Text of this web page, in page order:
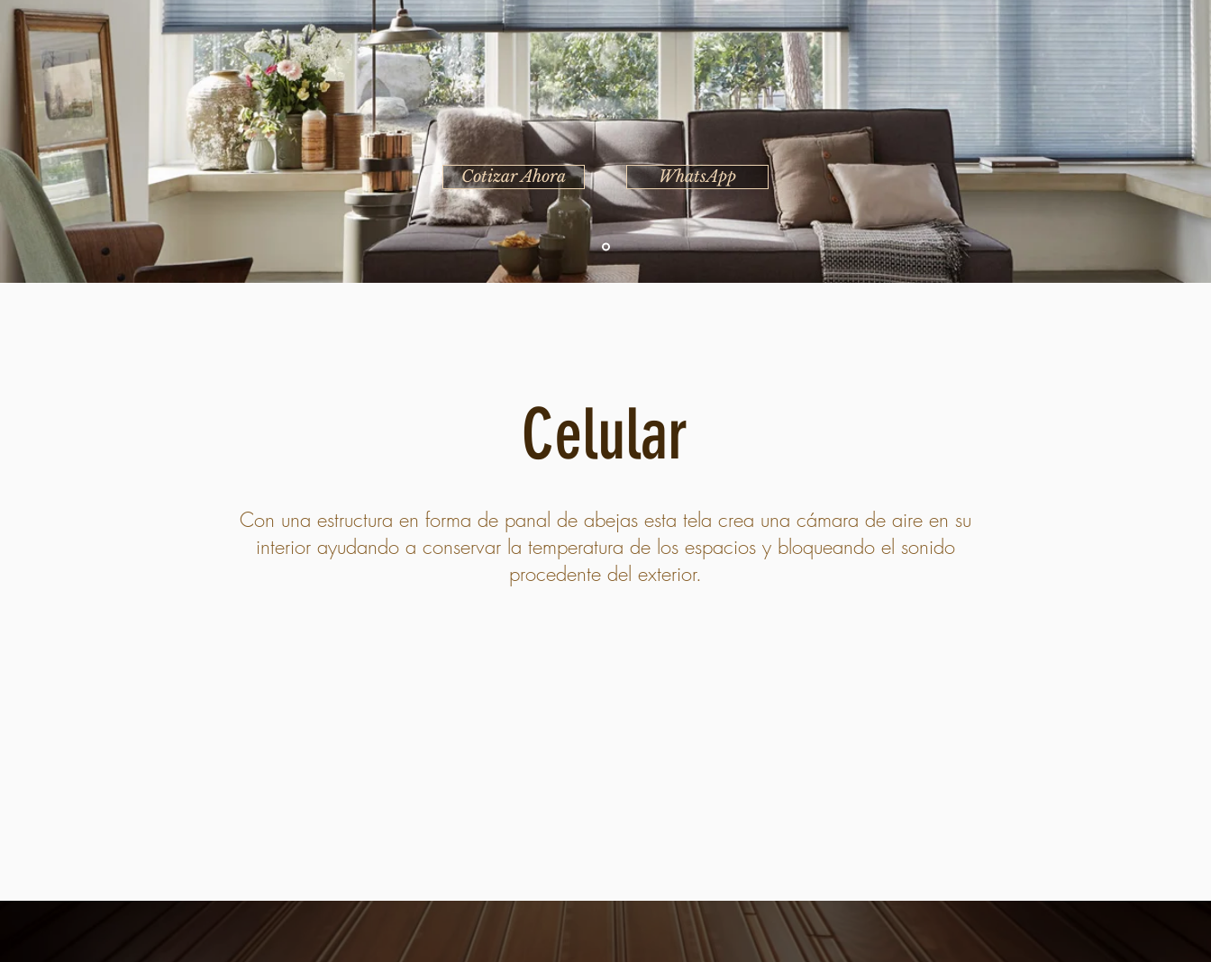
Cotizar Ahora WhatsApp
Celular
Con una estructura en forma de panal de abejas esta tela crea una cámara de aire en su
interior ayudando a conservar la temperatura de los espacios y bloqueando el sonido
procedente del exterior.